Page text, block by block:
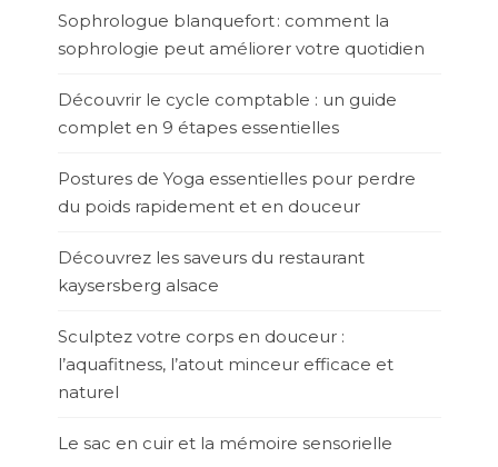
Sophrologue blanquefort : comment la
sophrologie peut améliorer votre quotidien
Découvrir le cycle comptable : un guide
complet en 9 étapes essentielles
Postures de Yoga essentielles pour perdre
du poids rapidement et en douceur
Découvrez les saveurs du restaurant
kaysersberg alsace
Sculptez votre corps en douceur :
l’aquafitness, l’atout minceur efficace et
naturel
Le sac en cuir et la mémoire sensorielle